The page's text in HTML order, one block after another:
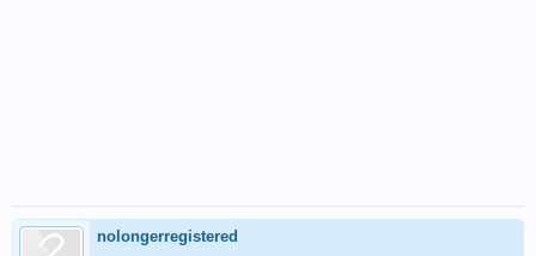
nolongerregistered